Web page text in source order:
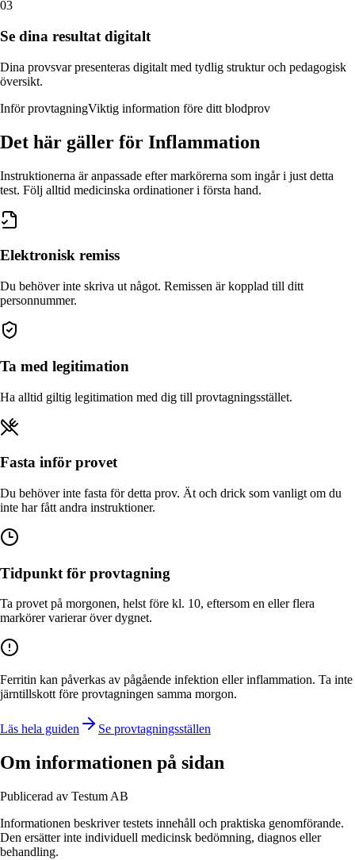
03
Se dina resultat digitalt
Dina provsvar presenteras digitalt med tydlig struktur och pedagogisk
översikt.
Inför provtagningViktig information före ditt blodprov
Det här gäller för Inflammation
Instruktionerna är anpassade efter markörerna som ingår i just detta
test. Följ alltid medicinska ordinationer i första hand.
Elektronisk remiss
Du behöver inte skriva ut något. Remissen är kopplad till ditt
personnummer.
Ta med legitimation
Ha alltid giltig legitimation med dig till provtagningsstället.
Fasta inför provet
Du behöver inte fasta för detta prov. Ät och drick som vanligt om du
inte har fått andra instruktioner.
Tidpunkt för provtagning
Ta provet på morgonen, helst före kl. 10, eftersom en eller flera
markörer varierar över dygnet.
Ferritin kan påverkas av pågående infektion eller inflammation. Ta inte
järntillskott före provtagningen samma morgon.
Läs hela guiden Se provtagningsställen
Om informationen på sidan
Publicerad av Testum AB
Informationen beskrivertestets innehåll och praktiska genomförande.
Den ersätter inte individuell medicinsk bedömning, diagnos eller
behandling.